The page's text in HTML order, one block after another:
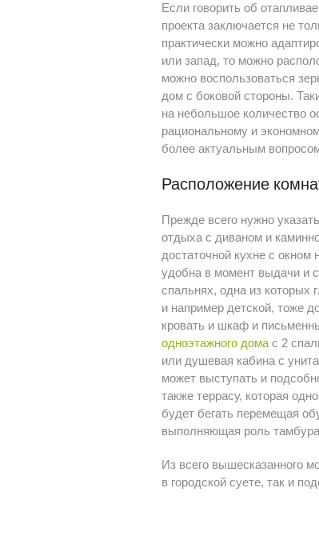
Если говорить об
проекта заключается не
практически можно
или запад, то можно
можно воспользоваться
дом с боковой стороны.
на небольшое количество
рациональному и
более актуальным
Расположение
Прежде всего нужно
отдыха с диваном и
достаточной кухне с окном
удобна в момент выдачи и
спальнях, одна из которых
и например детской, тоже
кровать и шкаф и
одноэтажного домас 2
или душевая кабина с
может выступать и
также террасу, которая
будет бегать перемещая
выполняющая роль
Из всего вышесказанного
в городской суете, так и